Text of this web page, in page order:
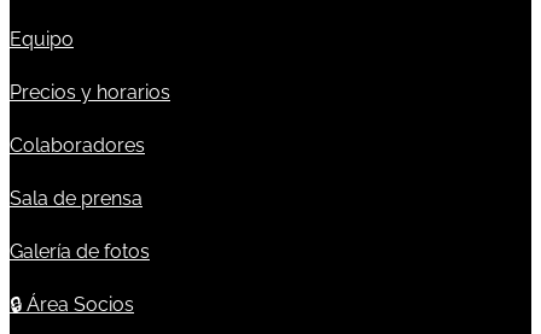
Equipo
Precios y horarios
Colaboradores
Sala de prensa
Galería de fotos
🔒 Área Socios